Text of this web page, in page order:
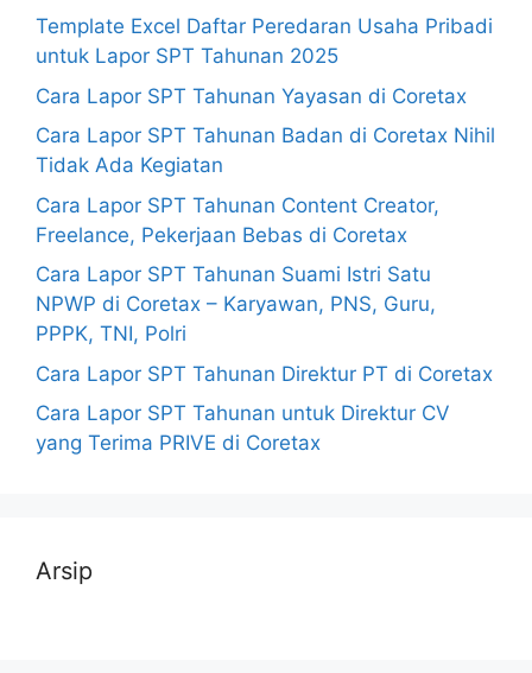
Template Excel Daftar Peredaran Usaha Pribadi
untuk Lapor SPT Tahunan 2025
Cara Lapor SPT Tahunan Yayasan di Coretax
Cara Lapor SPT Tahunan Badan di Coretax Nihil
Tidak Ada Kegiatan
Cara Lapor SPT Tahunan Content Creator,
Freelance, Pekerjaan Bebas di Coretax
Cara Lapor SPT Tahunan Suami Istri Satu
NPWP di Coretax – Karyawan, PNS, Guru,
PPPK, TNI, Polri
Cara Lapor SPT Tahunan Direktur PT di Coretax
Cara Lapor SPT Tahunan untuk Direktur CV
yang Terima PRIVE di Coretax
Arsip